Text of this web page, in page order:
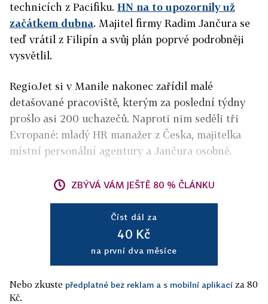
technicích z Pacifiku. HN na to upozornily už
začátkem dubna. Majitel firmy Radim Jančura se
teď vrátil z Filipín a svůj plán poprvé podrobněji
vysvětlil.
RegioJet si v Manile nakonec zařídil malé
detašované pracoviště, kterým za poslední týdny
prošlo asi 200 uchazečů. Naproti nim seděli tři
Evropané: mladý HR manažer z Česka, majitelka
místní personální agentury a Jančura osobně.
ZBÝVÁ VÁM JEŠTĚ 80 % ČLÁNKU
Číst dál za
40 Kč
na první dva měsíce
Nebo zkuste předplatné bez reklam a s mobilní aplikací za 80
Kč.